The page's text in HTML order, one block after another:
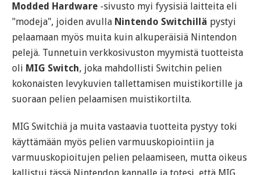
Modded Hardware -sivusto myi fyysisiä laitteita eli
"modeja", joiden avulla Nintendo Switchillä pystyi
pelaamaan myös muita kuin alkuperäisiä Nintendon
pelejä. Tunnetuin verkkosivuston myymistä tuotteista
oli MIG Switch, joka mahdollisti Switchin pelien
kokonaisten levykuvien tallettamisen muistikortille ja
suoraan pelien pelaamisen muistikortilta.
MIG Switchiä ja muita vastaavia tuotteita pystyy toki
käyttämään myös pelien varmuuskopiointiin ja
varmuuskopioitujen pelien pelaamiseen, mutta oikeus